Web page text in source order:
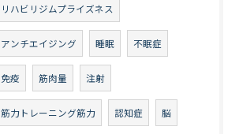
リハビリジムプライズネス
アンチエイジング 睡眠 不眠症
免疫 筋肉量 注射
筋力トレーニング筋力 認知症 脳